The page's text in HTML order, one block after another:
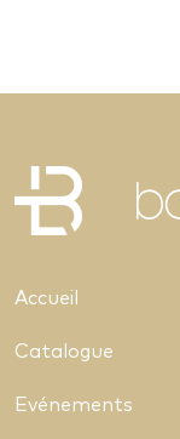
Accueil
Catalogue
Evénements